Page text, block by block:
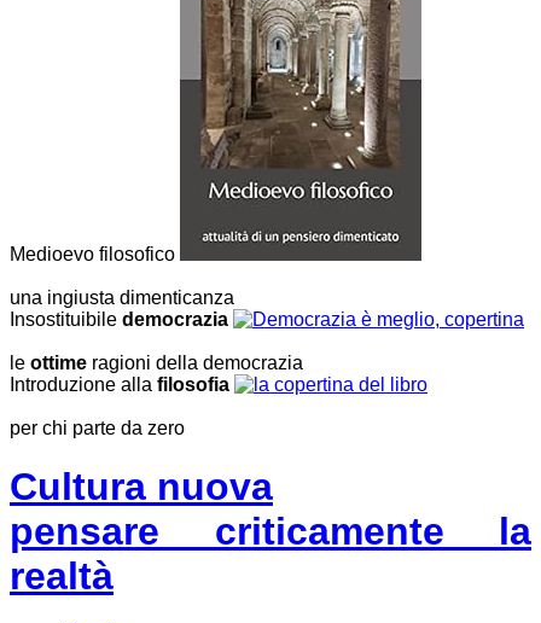
Medioevo filosofico
una ingiusta dimenticanza
Insostituibile democrazia
le ottime ragioni della democrazia
Introduzione alla filosofia
per chi parte da zero
Cultura nuova
pensare criticamente la
realtà